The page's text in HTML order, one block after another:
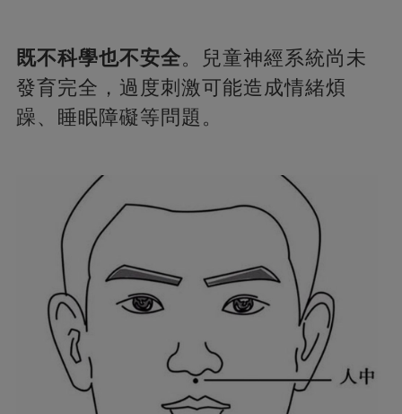
既不科學也不安全。兒童神經系統尚未
發育完全，過度刺激可能造成情緒煩
躁、睡眠障礙等問題。